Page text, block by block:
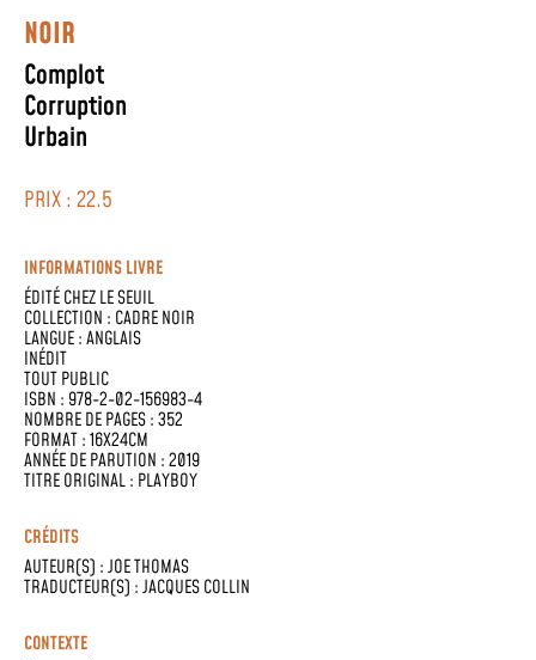
NOIR
Complot
Corruption
Urbain
PRIX : 22.5
INFORMATIONS LIVRE
ÉDITÉ CHEZLE SEUIL
COLLECTION : CADRE NOIR
LANGUE :ANGLAIS
INÉDIT
TOUT PUBLIC
ISBN : 978-2-02-156983-4
NOMBRE DE PAGES : 352
FORMAT : 16X24CM
ANNÉE DE PARUTION : 2019
TITRE ORIGINAL : PLAYBOY
CRÉDITS
AUTEUR(S) :JOE THOMAS
TRADUCTEUR(S) :JACQUES COLLIN
CONTEXTE